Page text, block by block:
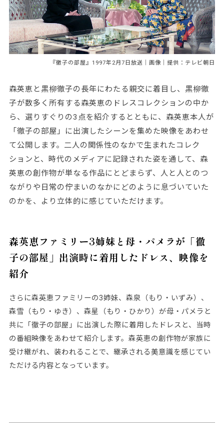
『徹子の部屋』1997年2月7日放送｜画像｜提供：テレビ朝日
森英恵と黒柳徹子の長年にわたる親交に着目し、黒柳徹
子が数多く所有する森英恵のドレスコレクションの中か
ら、選りすぐりの3点を紹介するとともに、森英恵本人が
「徹子の部屋」に出演したシーンを集めた映像をあわせ
て公開します。二人の関係性のなかで生まれたコレク
ションと、時代のメディアに記録された姿を通して、森
英恵の創作物が単なる作品にとどまらず、人と人とのつ
ながりや日常の佇まいのなかにどのように息づいていた
のかを、より立体的に感じていただけます。
森英恵ファミリー3姉妹と母・パメラが「徹
子の部屋」出演時に着用したドレス、映像を
紹介
さらに森英恵ファミリーの3姉妹、森泉（もり・いずみ）、
森雪（もり・ゆき）、森星（もり・ひかり）が母・パメラと
共に「徹子の部屋」に出演した際に着用したドレスと、当時
の番組映像をあわせて紹介します。森英恵の創作物が家族に
受け継がれ、装われることで、継承される美意識を感じてい
ただける内容となっています。